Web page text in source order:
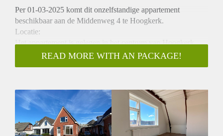
Per 01-03-2025 komt dit onzelfstandige appartement
beschikbaar aan de Middenweg 4 te Hoogkerk.
Locatie:
Het appartement is gelegen in het centrum van Hoogkerk.
Winkels zoals een supermarkt zijn in een cirkel van 100
meter vanaf het appartement te vinden. Hoogkerk is goed
reizen. Dit maakt het een aantrekkelijke plek voor mensen die
in de nabijheid van de stad willen wonen zonder helemaal in
het stadscentrum te verblijven.
Indeling:
READ MORE WITH AN PACKAGE!